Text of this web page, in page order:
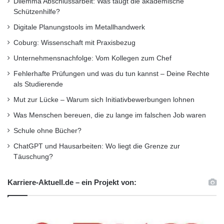
aktuellstem Stand zu halten.
Zertifizierung
auch Leistungen vergleichbar zu machen,
werden Zertifizierungen in den kommenden
Jahren durch den enormen Anstieg der
Anbieter immer mehr vorausgesetzt und damit
wichtiger. Abgesehen von guten Referenzen
um sich für potentielle Kunden unmittelbar
interessant sind hier Zertifikate wie
Schützenhilfe?
Digitale Planungstools im Metallhandwerk
Coburg: Wissenschaft mit Praxisbezug
Unternehmensnachfolge: Vom Kollegen zum Chef
Fehlerhafte Prüfungen und was du tun kannst – Deine Rechte
als Studierende
Mut zur Lücke – Warum sich Initiativbewerbungen lohnen
Was Menschen bereuen, die zu lange im falschen Job waren
Schule ohne Bücher?
ChatGPT und Hausarbeiten: Wo liegt die Grenze zur
Täuschung?
Karriere-Aktuell.de – ein Projekt von: